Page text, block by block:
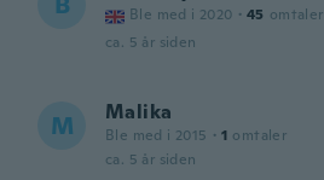
Ble med i 2020 · 45 omtaler
ca. 5 år siden
M Malika
Ble med i 2015 · 1 omtaler
ca. 5 år siden